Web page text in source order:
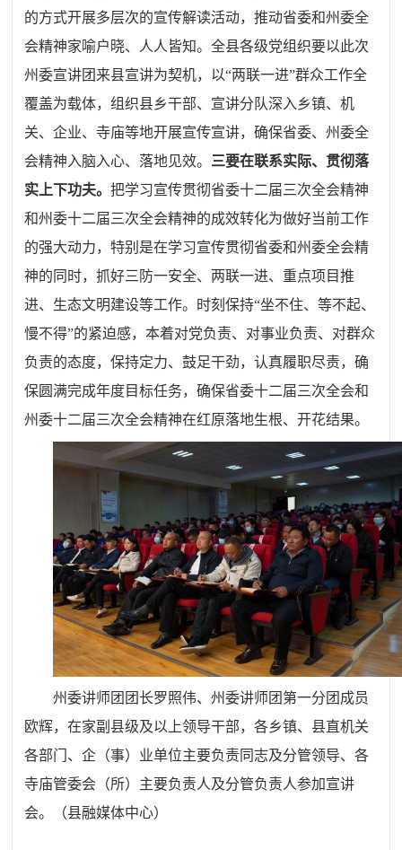
的方式开展多层次的宣传解读活动，推动省委和州委全
会精神家喻户晓、人人皆知。全县各级党组织要以此次
州委宣讲团来县宣讲为契机，以“两联一进”群众工作全
覆盖为载体，组织县乡干部、宣讲分队深入乡镇、机
关、企业、寺庙等地开展宣传宣讲，确保省委、州委全
会精神入脑入心、落地见效。 三要在联系实际、贯彻落
实上下功夫。把学习宣传贯彻省委十二届三次全会精神
和州委十二届三次全会精神的成效转化为做好当前工作
的强大动力，特别是在学习宣传贯彻省委和州委全会精
神的同时，抓好三防一安全、两联一进、重点项目推
进、生态文明建设等工作。时刻保持“坐不住、等不起、
慢不得”的紧迫感，本着对党负责、对事业负责、对群众
负责的态度，保持定力、鼓足干劲，认真履职尽责，确
保圆满完成年度目标任务，确保省委十二届三次全会和
州委十二届三次全会精神在红原落地生根、开花结果。
州委讲师团团长罗照伟、州委讲师团第一分团成员
欧辉，在家副县级及以上领导干部，各乡镇、县直机关
各部门、企（事）业单位主要负责同志及分管领导、各
寺庙管委会（所）主要负责人及分管负责人参加宣讲
会。（县融媒体中心）